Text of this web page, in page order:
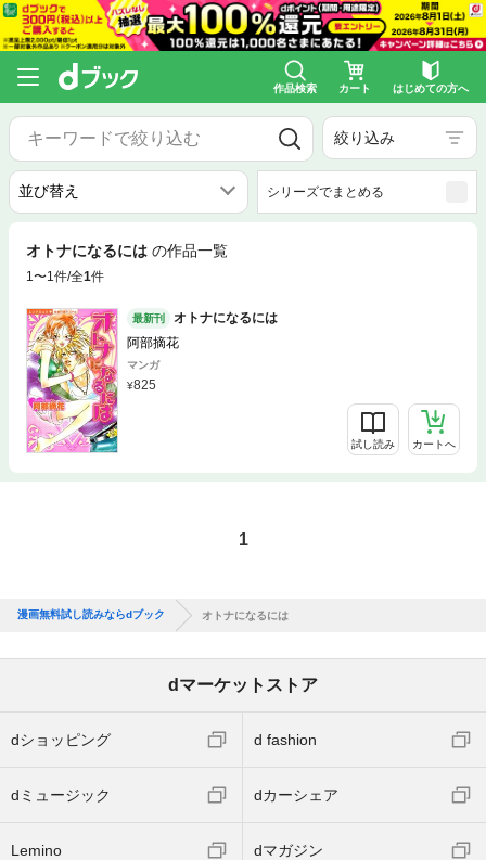
作品検索 カート はじめての方へ
絞り込み
シリーズでまとめる
オトナになるには の作品一覧
1〜1件/全1件
最新刊
オトナになるには
阿部摘花
マンガ
825
試し読み カートへ
1
漫画無料試し読みならdブック オトナになるには
dマーケットストア
dショッピング d fashion
dミュージック dカーシェア
Lemino dマガジン